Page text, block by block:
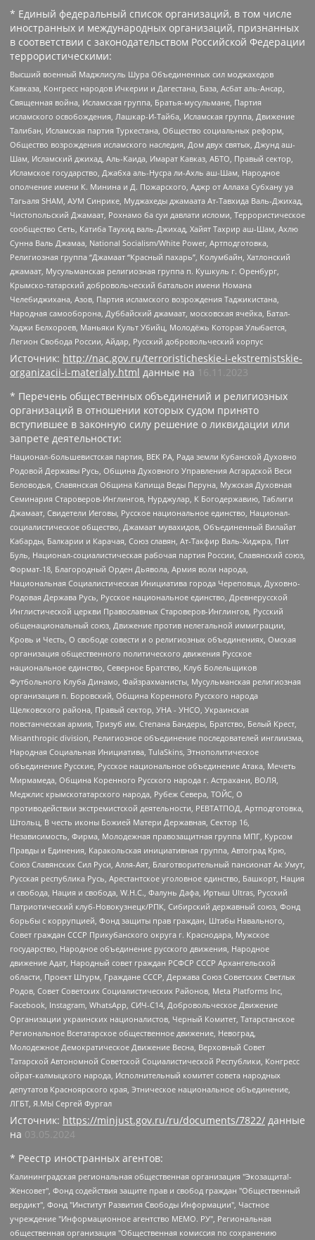
* Единый федеральный список организаций, в том числе
иностранных и международных организаций, признанных
в соответствии с законодательством Российской Федерации
террористическими:
Высший военный Маджлисуль Шура Объединенных сил моджахедов
Кавказа, Конгресс народов Ичкерии и Дагестана, База, Асбат аль-Ансар,
Священная война, Исламская группа, Братья-мусульмане, Партия
исламского освобождения, Лашкар-И-Тайба, Исламская группа, Движение
Талибан, Исламская партия Туркестана, Общество социальных реформ,
Общество возрождения исламского наследия, Дом двух святых, Джунд аш-
Шам, Исламский джихад, Аль-Каида, Имарат Кавказ, АБТО, Правый сектор,
Исламское государство, Джабха аль-Нусра ли-Ахль аш-Шам, Народное
ополчение имени К. Минина и Д. Пожарского, Аджр от Аллаха Субхану уа
Тагьаля SHAM, АУМ Синрике, Муджахеды джамаата Ат-Тавхида Валь-Джихад,
Чистопольский Джамаат, Рохнамо ба суи давлати исломи, Террористическое
сообщество Сеть, Катиба Таухид валь-Джихад, Хайят Тахрир аш-Шам, Ахлю
Сунна Валь Джамаа, National Socialism/White Power, Артподготовка,
Религиозная группа “Джамаат “Красный пахарь”, Колумбайн, Хатлонский
джамаат, Мусульманская религиозная группа п. Кушкуль г. Оренбург,
Крымско-татарский добровольческий батальон имени Номана
Челебиджихана, Азов, Партия исламского возрождения Таджикистана,
Народная самооборона, Дуббайский джамаат, московская ячейка, Батал-
Хаджи Белхороев, Маньяки Культ Убийц, Молодёжь Которая Улыбается,
Легион Свобода России, Айдар, Русский добровольческий корпус
Источник: http://nac.gov.ru/terroristicheskie-i-ekstremistskie-
organizacii-i-materialy.html данные на
16.11.2023
* Перечень общественных объединений и религиозных
организаций в отношении которых судом принято
вступившее в законную силу решение о ликвидации или
запрете деятельности:
Национал-большевистская партия, ВЕК РА, Рада земли Кубанской Духовно
Родовой Державы Русь, Община Духовного Управления Асгардской Веси
Беловодья, Славянская Община Капища Веды Перуна, Мужская Духовная
Семинария Староверов-Инглингов, Нурджулар, К Богодержавию, Таблиги
Джамаат, Свидетели Иеговы, Русское национальное единство, Национал-
социалистическое общество, Джамаат мувахидов, Объединенный Вилайат
Кабарды, Балкарии и Карачая, Союз славян, Ат-Такфир Валь-Хиджра, Пит
Буль, Национал-социалистическая рабочая партия России, Славянский союз,
Формат-18, Благородный Орден Дьявола, Армия воли народа,
Национальная Социалистическая Инициатива города Череповца, Духовно-
Родовая Держава Русь, Русское национальное единство, Древнерусской
Инглистической церкви Православных Староверов-Инглингов, Русский
общенациональный союз, Движение против нелегальной иммиграции,
Кровь и Честь, О свободе совести и о религиозных объединениях, Омская
организация общественного политического движения Русское
национальное единство, Северное Братство, Клуб Болельщиков
Футбольного Клуба Динамо, Файзрахманисты, Мусульманская религиозная
организация п. Боровский, Община Коренного Русского народа
Щелковского района, Правый сектор, УНА - УНСО, Украинская
повстанческая армия, Тризуб им. Степана Бандеры, Братство, Белый Крест,
Misanthropic division, Религиозное объединение последователей инглиизма,
Народная Социальная Инициатива, TulaSkins, Этнополитическое
объединение Русские, Русское национальное объединение Атака, Мечеть
Мирмамеда, Община Коренного Русского народа г. Астрахани, ВОЛЯ,
Меджлис крымскотатарского народа, Рубеж Севера, ТОЙС, О
противодействии экстремистской деятельности, РЕВТАТПОД, Артподготовка,
Штольц, В честь иконы Божией Матери Державная, Сектор 16,
Независимость, Фирма, Молодежная правозащитная группа МПГ, Курсом
Правды и Единения, Каракольская инициативная группа, Автоград Крю,
Союз Славянских Сил Руси, Алля-Аят, Благотворительный пансионат Ак Умут,
Русская республика Русь, Арестантское уголовное единство, Башкорт, Нация
и свобода, Нация и свобода, W.H.С., Фалунь Дафа, Иртыш Ultras, Русский
Патриотический клуб-Новокузнецк/РПК, Сибирский державный союз, Фонд
борьбы с коррупцией, Фонд защиты прав граждан, Штабы Навального,
Совет граждан СССР Прикубанского округа г. Краснодара, Мужское
государство, Народное объединение русского движения, Народное
движение Адат, Народный совет граждан РСФСР СССР Архангельской
области, Проект Штурм, Граждане СССР, Держава Союз Советских Светлых
Родов, Совет Советских Социалистических Районов, Meta Platforms Inc,
Facebook, Instagram, WhatsApp, СИЧ-С14, Добровольческое Движение
Организации украинских националистов, Черный Комитет, Татарстанское
Региональное Всетатарское общественное движение, Невоград,
Молодежное Демократическое Движение Весна, Верховный Совет
Татарской Автономной Советской Социалистической Республики, Конгресс
ойрат-калмыцкого народа, Исполнительный комитет совета народных
депутатов Красноярского края, Этническое национальное объединение,
ЛГБТ, Я.МЫ Сергей Фургал
Источник: https://minjust.gov.ru/ru/documents/7822/ данные
на 03.05.2024
* Реестр иностранных агентов:
Калининградская региональная общественная организация "Экозащита!-Женсовет", Фонд содействия защите прав и свобод граждан "Общественный вердикт", Фонд "Институт Развития Свободы Информации", Частное учреждение "Информационное агентство МЕМО. РУ", Региональная общественная организация "Общественная комиссия по сохранению наследия академика Сахарова", Фонд поддержки свободы прессы, Санкт-Петербургская общественная правозащитная организация "Гражданский контроль", Межрегиональная общественная организация "Информационно-просветительский центр "Мемориал", Региональный Фонд "Центр Защиты Прав Средств Массовой Информации", с 05.12.2023 Фонд "Центр Защиты Прав Средств массовой информации", Региональная общественная благотворительная организация помощи беженцам и мигрантам "Гражданское содействие", Негосударственное образовательное учреждение дополнительного профессионального образования (повышение квалификации) специалистов "АКАДЕМИЯ ПО ПРАВАМ ЧЕЛОВЕКА", Свердловская региональная общественная организация "Сутяжник", Автономная некоммерческая организация "Центр независимых социологических исследований", Союз общественных объединений "Российский исследовательский центр по правам человека", Региональное общественное учреждение научно-информационный центр "МЕМОРИАЛ", Некоммерческая организация "Фонд защиты гласности", Автономная некоммерческая организация "Институт прав человека", Городская общественная организация "Екатеринбургское общество "МЕМОРИАЛ", Городская общественная организация "Рязанское историко-просветительское и правозащитное общество "Мемориал" (Рязанский Мемориал), Челябинский региональный орган общественной самодеятельности – женское общественное объединение "Женщины Евразии", Челябинский региональный орган общественной самодеятельности "Уральская правозащитная группа", Фонд содействия защите здоровья и социальной справедливости имени Андрея Рылькова, Автономная Некоммерческая Организация "Аналитический Центр Юрия Левады", Автономная некоммерческая организация социальной поддержки населения "Проект Апрель", Региональная общественная организация помощи женщинам и детям, находящимся в кризисной ситуации "Информационно-методический центр "Анна", Фонд содействия развитию массовых коммуникаций и правовому просвещению "Так-так-Так", Фонд содействия устойчивому развитию "Серебряная тайга", Свердловский региональный общественный фонд социальных проектов "Новое время", "Idel.Реалии", Кавказ.Реалии, Крым.Реалии, Телеканал Настоящее Время, Татаро-башкирская служба Радио Свобода (Azatliq Radiosi), Радио Свободная Европа/Радио Свобода (PCE/PC), "Сибирь.Реалии", "Фактограф", Благотворительный фонд помощи осужденным и их семьям, Автономная некоммерческая организация "Институт глобализации и социальных движений", Фонд "В защиту прав заключенных", Частное учреждение "Центр поддержки и содействия развитию средств массовой информации", Пензенский региональный общественный благотворительный фонд "Гражданский союз", "Север.Реалии", Некоммерческая организация Фонд "Правовая инициатива", Общество с ограниченной ответственностью "Радио Свободная Европа/Радио Свобода", Чешское информационное агентство "MEDIUM-ORIENT", Красноярская региональная общественная организация "Мы против СПИДа", Камалягин Денис Николаевич, Маркелов Сергей Евгеньевич, Пономарев Лев Александрович, Савицкая Людмила Алексеевна, Автономная некоммерческая организация "Центр по работе с проблемой насилия "НАСИЛИЮ.НЕТ", Межрегиональный профессиональный союз работников здравоохранения "Альянс врачей", Юридическое лицо, зарегистрированное в Латвийской Республике, SIA "Medusa Project" (регистрационный номер 40103797863, дата регистрации 10.06.2014), Некоммерческая организация "Фонд по борьбе с коррупцией", Автономная некоммерческая организация "Институт права и публичной политики", Баданин Роман Сергеевич, Гликин Максим Александрович, Железнова Мария Михайловна, Лукьянова Юлия Сергеевна, Маетная Елизавета Витальевна, Маняхин Петр Борисович, Чуракова Ольга Владимировна, Ярош Юлия Петровна, Юридическое лицо "The Insider SIA", зарегистрированное в Риге, Латвийская Республика (дата регистрации 26.06.2015), являющееся администратором доменного имени интернет-издания "The Insider SIA", https://theins.ru, Постернак Алексей Евгеньевич, Рубин Михаил Аркадьевич, Анин Роман Александрович, Юридическое лицо Istories fonds, зарегистрированное в Латвийской Республике (регистрационный номер 50008295751, дата регистрации 24.02.2020), Великовский Дмитрий Александрович, Долинина Ирина Николаевна, Мароховская Алеся Алексеевна, Шлейнов Роман Юрьевич, Шмагун Олеся Валентиновна, Общество с ограниченной ответственностью "Альтаир 2021", Общество с ограниченной ответственностью "Вега 2021", Общество с ограниченной ответственностью "Главный редактор 2021", Общество с ограниченной ответственностью "Ромашки монолит", Важенков Артем Валерьевич, Ивановская областная общественная организация "Центр гендерных исследований", Гурман Юрий Альбертович, Медиапроект "ОВД-Инфо", Егоров Владимир Владимирович, Жилинский Владимир Александрович, Общество с ограниченной ответственностью "ЗП", Иванова София Юрьевна, Карезина Инна Павловна, Кильтау Екатерина Викторовна, Петров Алексей Викторович, Пискунов Сергей Евгеньевич, Смирнов Сергей Сергеевич, Тихонов Михаил Сергеевич, Общество с ограниченной ответственностью "ЖУРНАЛИСТ-ИНОСТРАННЫЙ АГЕНТ", Арапова Галина Юрьевна, Вольтская Татьяна Анатольевна, Американская компания "Mason G.E.S. Anonymous Foundation" (США), являющаяся владельцем интернет-издания https://mnews.world/, Компания "Stichting Bellingcat", зарегистрированная в Нидерландах (дата регистрации 11.07.2018), Захаров Андрей Вячеславович, Клепиковская Екатерина Дмитриевна, Общество с ограниченной ответственностью "МЕМО", Перл Роман Александрович, Симонов Евгений Алексеевич, Соловьева Елена Анатольевна, Сотников Даниил Владимирович, Сурначева Елизавета Дмитриевна, Автономная некоммерческая организация по защите прав человека и информированию населения "Якутия – Наше Мнение", Общество с ограниченной ответственностью "Москоу диджитал медиа", с 26.01.2023 Общество с ограниченной ответственностью "Чайка Белые сады", Ветошкина Валерия Валерьевна, Заговора Максим Александрович, Межрегиональное общественное движение "Российская ЛГБТ - сеть", Оленичев Максим Владимирович, Павлов Иван Юрьевич, Скворцова Елена Сергеевна, Общество с ограниченной ответственностью "Как бы инагент", Кочетков Игорь Викторович, Общество с ограниченной ответственностью "Честные выборы", Еланчик Олег Александрович, Общество с ограниченной ответственностью "Нобелевский призыв", Гималова Регина Эмилевна, Григорьев Андрей Валерьевич, Григорьева Алина Александровна, Ассоциация по содействию защите прав призывников, альтернативнослужащих и военнослужащих "Правозащитная группа "Гражданин.Армия.Право", Хисамова Регина Фаритовна, Автономная некоммерческая организация по реализации социально-правовых программ "Лилит", Дальневосточное общественное движение "Маяк", Санкт-Петербургская ЛГБТ-инициативная группа "Выход", Инициативная группа ЛГБТ+ "Реверс", Алексеев Андрей Викторович, Бекбулатова Таисия Львовна, Беляев Иван Михайлович, Владыкина Елена Сергеевна, Гельман Марат Александрович, Никульшина Вероника Юрьевна, Толоконникова Надежда Андреевна, Шендерович Виктор Анатольевич, Общество с ограниченной ответственностью "Данное сообщение", Общество с ограниченной ответственностью Издательский дом "Новая глава", Айнбиндер Александра Александровна, Московский комьюнити-центр для ЛГБТ+инициатив, Благотворительный фонд развития филантропии, Deutsche Welle (Германия, Kurt-Schumacher-Strasse 3, 53113 Bonn), Борзунова Мария Михайловна, Воробьев Виктор Викторович, Голубева Анна Львовна, Константинова Алла Михайловна, Малкова Ирина Владимировна, Мурадов Мурад Абдулгалимович, Осетинская Елизавета Николаевна, Понасенков Евгений Николаевич, Ганапольский Матвей Юрьевич, Киселев Евгений Алексеевич, Борухович Ирина Григорьевна, Дремин Иван Тимофеевич, Дубровский Дмитрий Викторович, Красноярская региональная общественная организация поддержки и развития альтернативных образовательных технологий и межкультурных коммуникаций "ИНТЕРРА", Маяковская Екатерина Алексеевна, Фейгин Марк Захарович, Филимонов Андрей Викторович, Дзугкоева Регина Николаевна, Доброхотов Роман Александрович, Дудь Юрий Александрович, Елкин Сергей Владимирович, Кругликов Кирилл Игоревич, Сабунаева Мария Леонидовна, Семенов Алексей Владимирович, Шаинян Карен Багратович, Шульман Екатерина Михайловна, Асафьев Артур Валерьевич, Вахштайн Виктор Семенович, Венедиктов Алексей Алексеевич, Лушникова Екатерина Евгеньевна, Волков Леонид Михайлович, Невзоров Александр Глебович, Пархоменко Сергей Борисович, Сироткин Ярослав Николаевич, Кара-Мурза Владимир Владимирович, Баранова Наталья Владимировна, Гозман Леонид Яковлевич, Кагарлицкий Борис Юльевич, Климарев Михаил Валерьевич, Милов Владимир Станиславович, Автономная некоммерческая организация Краснодарский центр современного искусства "Типография", Моргенштерн Алишер Тагирович, Соболь Любовь Эдуардовна, Общество с ограниченной ответственностью "ЛИЗА НОРМ", Каспаров Гарри Кимович, Ходорковский Михаил Борисович, Общество с ограниченной ответственностью "Апрельские тезисы", Данилович Ирина Брониславовна, Кашин Олег Владимирович, Петров Николай Владимирович, Пивоваров Алексей Владимирович, Соколов Михаил Владимирович, Цветкова Юлия Владимировна, Чичваркин Евгений Александрович, Комитет против пыток/Команда против пыток, Общество с ограниченной ответственностью "Первый научный", Общество с ограниченной ответственностью "Вертолет и ко", Белоцерковская Вероника Борисовна, Кац Максим Евгеньевич, Лазарева Татьяна Юрьевна, Шаведдинов Руслан Табризович, Яшин Илья Валерьевич, Общество с ограниченной ответственностью "Иноагент ААВ", Алешковский Дмитрий Петрович, Альбац Евгения Марковна, Быков Дмитрий Львович, Галямина Юлия Евгеньевна, Лойко Сергей Леонидович, Мартынов Кирилл Константинович, Медведев Сергей Александрович, Крашенинников Федор Геннадиевич, Гордеева Катерина Вл